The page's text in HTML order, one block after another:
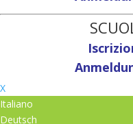
X
Italiano
Deutsch